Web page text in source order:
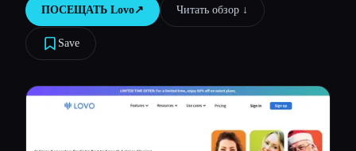
Блог
Сравнить инструменты
Все категории
ПОСЕЩАТЬ Lovo↗︎ Читать обзор ↓︎
Save